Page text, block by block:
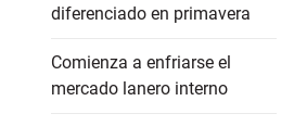
diferenciado en primavera
Comienza a enfriarse el
mercado lanero interno